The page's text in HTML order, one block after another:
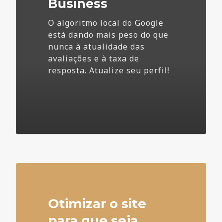
Business
O algoritmo local do Google
está dando mais peso do que
nunca à atualidade das
avaliações e à taxa de
resposta. Atualize seu perfil!
Otimizar o site